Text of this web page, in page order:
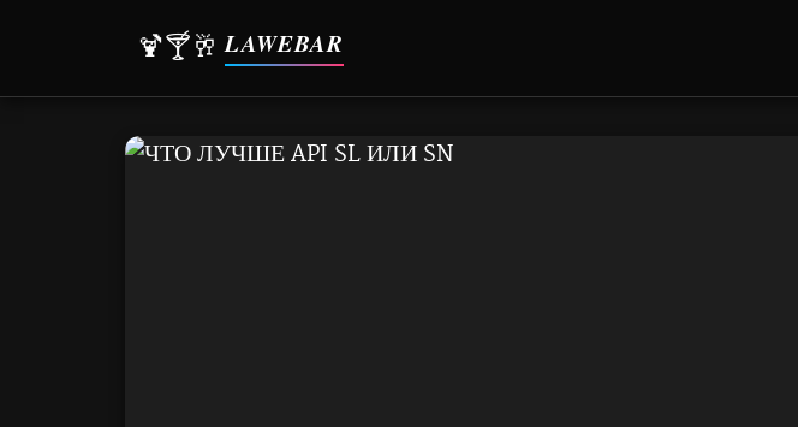
🍹🍸🥂 LAWEBAR